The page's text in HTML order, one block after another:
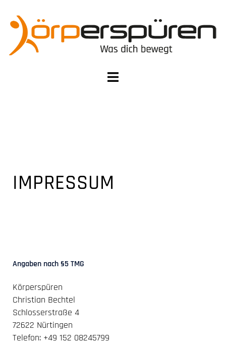
IMPRESSUM
Angaben nach §5 TMG
Körperspüren
Christian Bechtel
Schlosserstraße 4
72622 Nürtingen
Telefon: +49 152 08245799